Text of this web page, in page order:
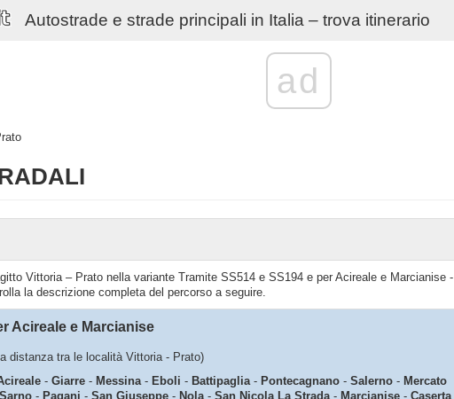
Autostrade e strade principali in Italia – trova itinerario
ad
Vittoria – Prato nella variante Tramite SS514 e SS194 e per Acireale e Marcianise -
la descrizione completa del percorso a seguire.
Acireale e Marcianise
distanza tra le località Vittoria - Prato)
- Giarre - Messina- Eboli - Battipaglia- Pontecagnano - Salerno - Mercato
Sarno - Pagani - San Giuseppe - Nola- San Nicola La Strada- Marcianise - Caserta